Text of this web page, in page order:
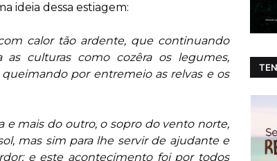
ideia dessa estiagem:
calor tão ardente, que continuando
culturas como cozêra os legumes,
por entremeio as relvas e os
e mais do outro, o sopro do vento norte,
mas sim para lhe servir de ajudante e
e este acontecimento foi por todos